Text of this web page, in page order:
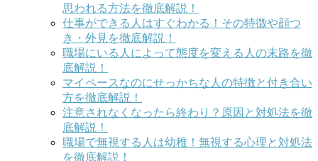
思われる方法を徹底解説！
仕事ができる人はすぐわかる！その特徴や顔つ
き・外見を徹底解説！
職場にいる人によって態度を変える人の末路を徹
底解説！
マイペースなのにせっかちな人の特徴と付き合い
方を徹底解説！
注意されなくなったら終わり？原因と対処法を徹
底解説！
職場で無視する人は幼稚！無視する心理と対処法
を徹底解説！